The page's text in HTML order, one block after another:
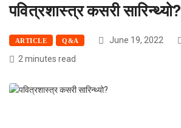
पवित्रशास्‍त्र कसरी सारिन्थ्यो?
ARTICLE Q&A June 19, 2022
2 minutes read